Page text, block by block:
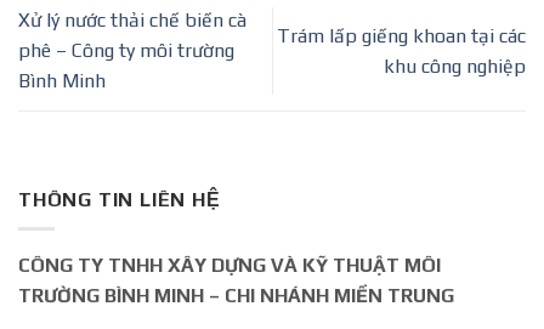
Xử lý nước thải chế biến cà
phê – Công ty môi trường
Bình Minh
Trám lấp giếng khoan tại các
khu công nghiệp
THÔNG TIN LIÊN HỆ
CÔNG TY TNHH XÂY DỰNG VÀ KỸ THUẬT MÔI
TRƯỜNG BÌNH MINH – CHI NHÁNH MIỀN TRUNG